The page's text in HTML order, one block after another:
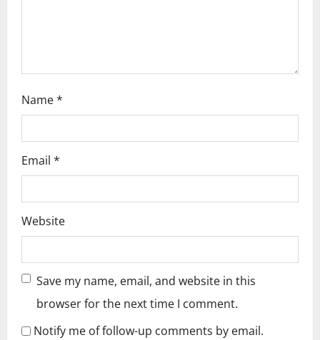
Name*
Email *
Website
Save my name, email, and website in this
browser for the next time I comment.
Notify me of follow-up comments by email.